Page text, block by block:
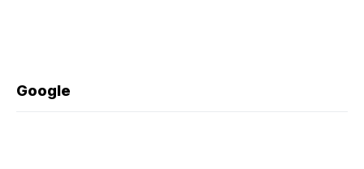
Google